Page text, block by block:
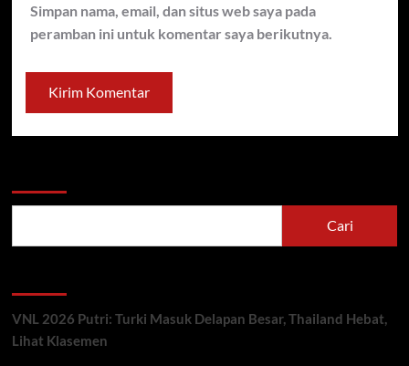
Simpan nama, email, dan situs web saya pada
peramban ini untuk komentar saya berikutnya.
Cari
VNL 2026 Putri: Turki Masuk Delapan Besar, Thailand Hebat,
Lihat Klasemen